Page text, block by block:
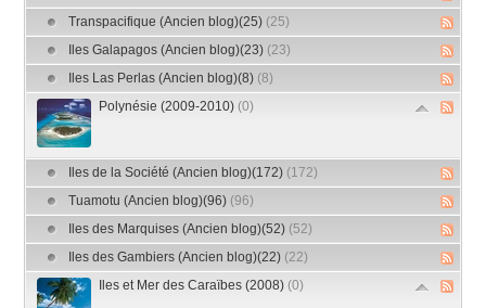
Transpacifique (Ancien blog)(25) (25)
Iles Galapagos (Ancien blog)(23) (23)
Iles Las Perlas (Ancien blog)(8) (8)
Polynésie (2009-2010) (0)
Iles de la Société (Ancien blog)(172) (172)
Tuamotu (Ancien blog)(96) (96)
Iles des Marquises (Ancien blog)(52) (52)
Iles des Gambiers (Ancien blog)(22) (22)
Iles et Mer des Caraïbes (2008) (0)